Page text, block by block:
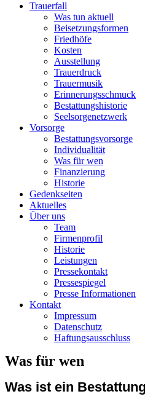
Trauerfall
Was tun aktuell
Beisetzungsformen
Friedhöfe
Kosten
Ausstellung
Trauerdruck
Trauermusik
Erinnerungsschmuck
Bestattungshistorie
Seelsorgenetzwerk
Vorsorge
Bestattungsvorsorge
Individualität
Was für wen
Finanzierung
Historie
Gedenkseiten
Aktuelles
Über uns
Team
Firmenprofil
Historie
Leistungen
Pressekontakt
Pressespiegel
Presse Informationen
Kontakt
Impressum
Datenschutz
Haftungsausschluss
Was für wen
Was ist ein